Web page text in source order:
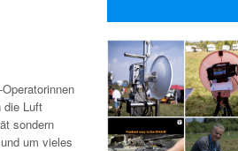
die Luft
sondern
um vieles